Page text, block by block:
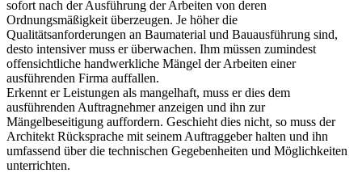
sofort nach der Ausführung der Arbeiten von deren
Ordnungsmäßigkeit überzeugen. Je höher die
Qualitätsanforderungen an Baumaterial und Bauausführung sind,
desto intensiver muss er überwachen. Ihm müssen zumindest
offensichtliche handwerkliche Mängel der Arbeiten einer
ausführenden Firma auffallen.
Erkennt er Leistungen als mangelhaft, muss er dies dem
ausführenden Auftragnehmer anzeigen und ihn zur
Mängelbeseitigung auffordern. Geschieht dies nicht, so muss der
Architekt Rücksprache mit seinem Auftraggeber halten und ihn
umfassend über die technischen Gegebenheiten und Möglichkeiten
unterrichten.